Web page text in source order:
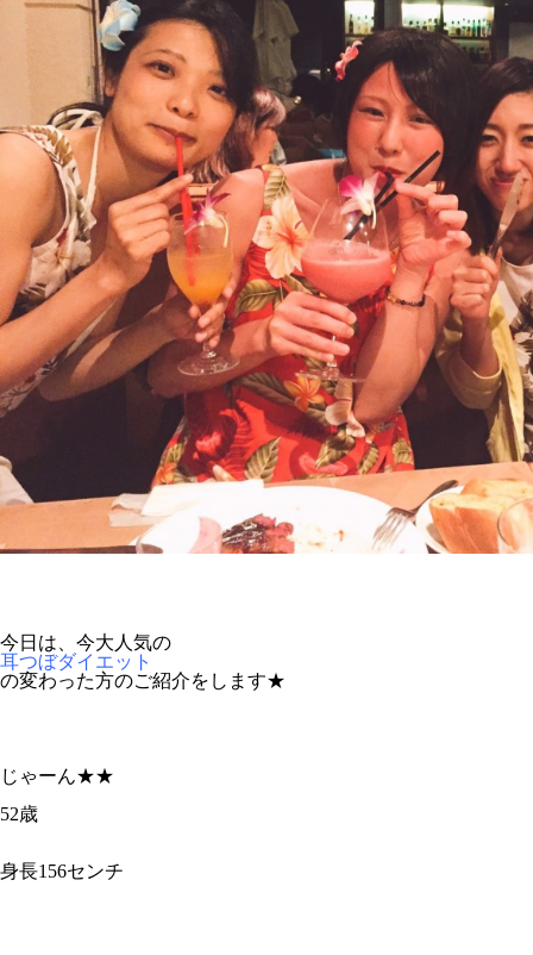
今日は、今大人気の
耳つぼダイエット
の変わった方のご紹介をします★
じゃーん★★
52歳
身長156センチ